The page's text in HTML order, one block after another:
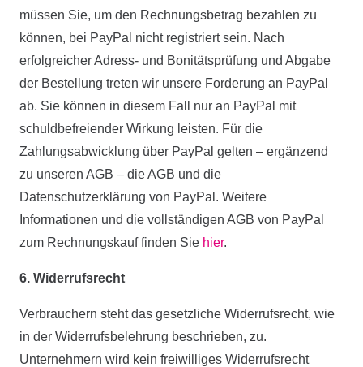
müssen Sie, um den Rechnungsbetrag bezahlen zu
können, bei PayPal nicht registriert sein. Nach
erfolgreicher Adress- und Bonitätsprüfung und Abgabe
der Bestellung treten wir unsere Forderung an PayPal
ab. Sie können in diesem Fall nur an PayPal mit
schuldbefreiender Wirkung leisten. Für die
Zahlungsabwicklung über PayPal gelten – ergänzend
zu unseren AGB – die AGB und die
Datenschutzerklärung von PayPal. Weitere
Informationen und die vollständigen AGB von PayPal
zum Rechnungskauf finden Sie hier.
6. Widerrufsrecht
Verbrauchern steht das gesetzliche Widerrufsrecht, wie
in der Widerrufsbelehrung beschrieben, zu.
Unternehmern wird kein freiwilliges Widerrufsrecht